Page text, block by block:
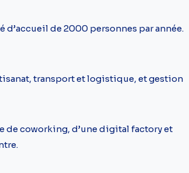
de 2000 personnes par année.
transport et logistique, et gestion
de coworking, d’une digital factory et